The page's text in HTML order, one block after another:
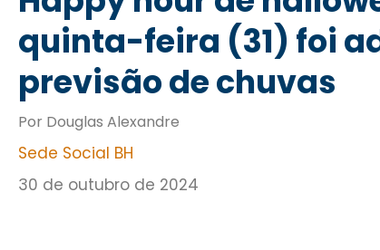
quinta-feira (31) foi
previsão de chuvas
Por Douglas Alexandre
Sede Social BH
30 de outubro de 2024